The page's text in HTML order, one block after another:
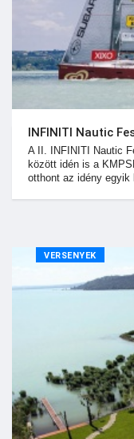
INFINITI Nautic
​A ​II. INFINITI Nautic
között idén is a
otthont az idény​ egyik​
VERSENYEK